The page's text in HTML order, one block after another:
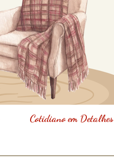
Cotidiano em Detalhes